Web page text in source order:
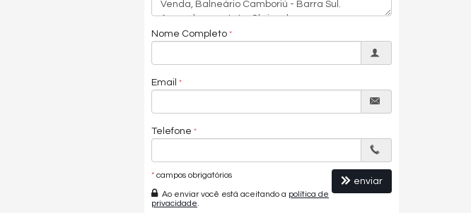
Nome Completo
Email
Telefone
* campos obrigatórios
Ao enviar você está aceitando a política de
privacidade
enviar